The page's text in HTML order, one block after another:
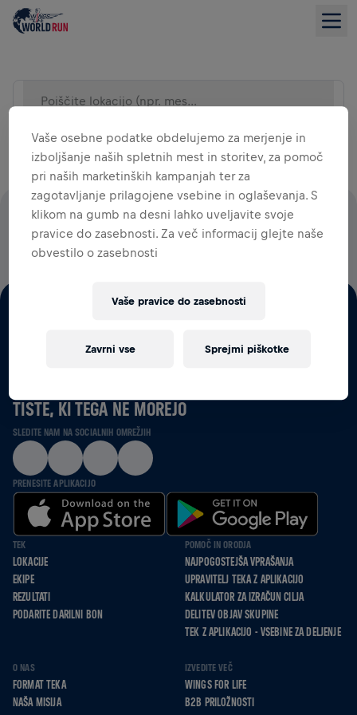
Poiščite lokacijo (npr. mesto)
100 ODSTOTKOV VSEH STARTNIN GRE ZA RAZISKAVE
HRBTENJAČE
TISTE, KI TEGA NE MOREJO
SLEDITE NAM NA SOCIALNIH OMREŽJIH
PRENESITE APLIKACIJO
TEK
LOKACIJE
EKIPE
REZULTATI
PODARITE DARILNI BON
POMOČ IN ORODJA
NAJPOGOSTEJŠA VPRAŠANJA
UPRAVITELJ TEKA Z APLIKACIJO
KALKULATOR ZA IZRAČUN CILJA
DELITEV OBJAV SKUPINE
TEK Z APLIKACIJO - VSEBINE ZA DELJENJE
O NAS
FORMAT TEKA
NAŠA MISIJA
IZVEDITE VEČ
WINGS FOR LIFE
B2B PRILOŽNOSTI
Vaše osebne podatke obdelujemo za merjenje in
izboljšanje naših spletnih mest in storitev, za pomoč
pri naših marketinških kampanjah ter za
zagotavljanje prilagojene vsebine in oglaševanja. S
klikom na gumb na desni lahko uveljavite svoje
pravice do zasebnosti. Za več informacij glejte naše
obvestilo o zasebnosti
Vaše pravice do zasebnosti
Zavrni vse Sprejmi piškotke